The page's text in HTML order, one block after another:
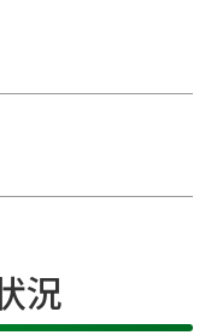
況